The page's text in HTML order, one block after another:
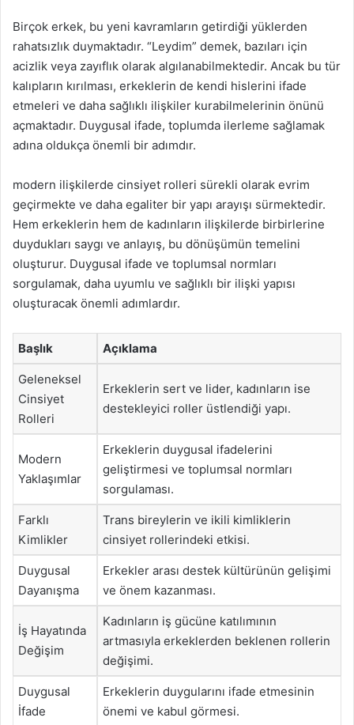
Birçok erkek, bu yeni kavramların getirdiği yüklerden
rahatsızlık duymaktadır. “Leydim” demek, bazıları için
acizlik veya zayıflık olarak algılanabilmektedir. Ancak bu tür
kalıpların kırılması, erkeklerin de kendi hislerini ifade
etmeleri ve daha sağlıklı ilişkiler kurabilmelerinin önünü
açmaktadır. Duygusal ifade, toplumda ilerleme sağlamak
adına oldukça önemli bir adımdır.
modern ilişkilerde cinsiyet rolleri sürekli olarak evrim
geçirmekte ve daha egaliter bir yapı arayışı sürmektedir.
Hem erkeklerin hem de kadınların ilişkilerde birbirlerine
duydukları saygı ve anlayış, bu dönüşümün temelini
oluşturur. Duygusal ifade ve toplumsal normları
sorgulamak, daha uyumlu ve sağlıklı bir ilişki yapısı
oluşturacak önemli adımlardır.
Başlık Açıklama
Geleneksel
Cinsiyet
Rolleri
Erkeklerin sert ve lider, kadınların ise
destekleyici roller üstlendiği yapı.
Modern
Yaklaşımlar
Erkeklerin duygusal ifadelerini
geliştirmesi ve toplumsal normları
sorgulaması.
Farklı
Kimlikler
Trans bireylerin ve ikili kimliklerin
cinsiyet rollerindeki etkisi.
Duygusal
Dayanışma
Erkekler arası destek kültürünün gelişimi
ve önem kazanması.
İş Hayatında
Değişim
Kadınların iş gücüne katılımının
artmasıyla erkeklerden beklenen rollerin
değişimi.
Duygusal
İfade
Erkeklerin duygularını ifade etmesinin
önemi ve kabul görmesi.